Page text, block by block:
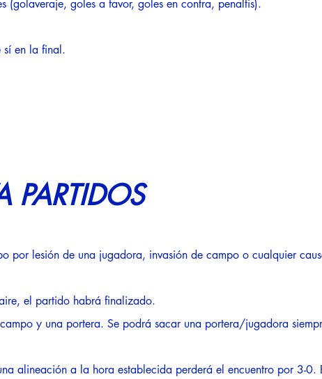
(golaveraje, goles a favor, goles en contra, penaltis).
sí en la final.
PARTIDOS
por lesión de una jugadora, invasión de campo o cualquier
el partido habrá finalizado.
y una portera. Se podrá sacar una portera/jugadora
alineación a la hora establecida perderá el encuentro por 3-0.